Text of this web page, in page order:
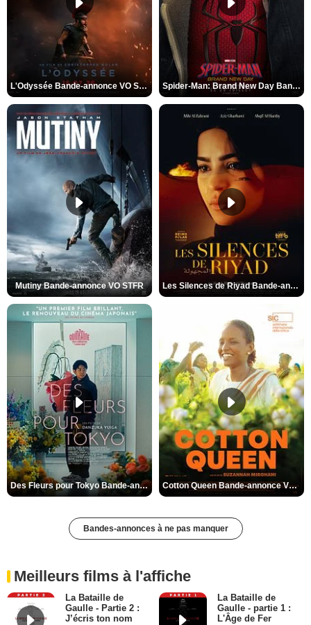
L'Odyssée Bande-annonce VO STFR Spider-Man: Brand New Day Bande-annonce VO STFR
Mutiny Bande-annonce VO STFR Les Silences de Riyad Bande-annonce VO STFR
Des Fleurs pour Tokyo Bande-annonce VO STFR Cotton Queen Bande-annonce VO STFR
Bandes-annonces à ne pas manquer
Meilleurs films à l'affiche
La Bataille de
Gaulle - Partie 2 :
J’écris ton nom
La Bataille de
Gaulle - partie 1 :
L'Âge de Fer